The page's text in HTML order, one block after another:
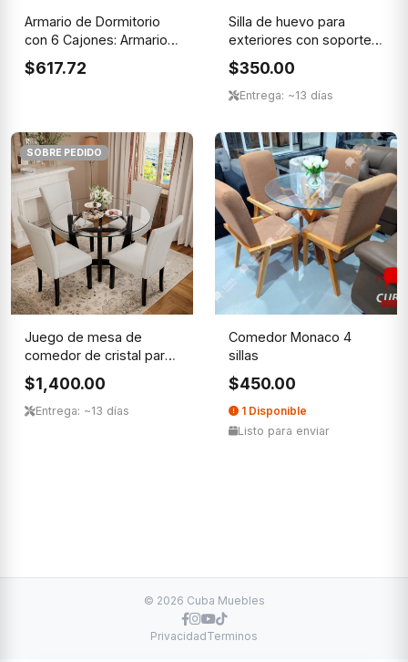
Armario de Dormitorio
con 6 Cajones: Armario
Bl...
$617.72
Silla de huevo para
exteriores con soporte,
sil...
$350.00
Entrega: ~13 días
SOBRE PEDIDO
Juego de mesa de
comedor de cristal para
4, mes...
$1,400.00
Entrega: ~13 días
Comedor Monaco 4
sillas
$450.00
1 Disponible
Listo para enviar
© 2026 Cuba Muebles
PrivacidadTerminos